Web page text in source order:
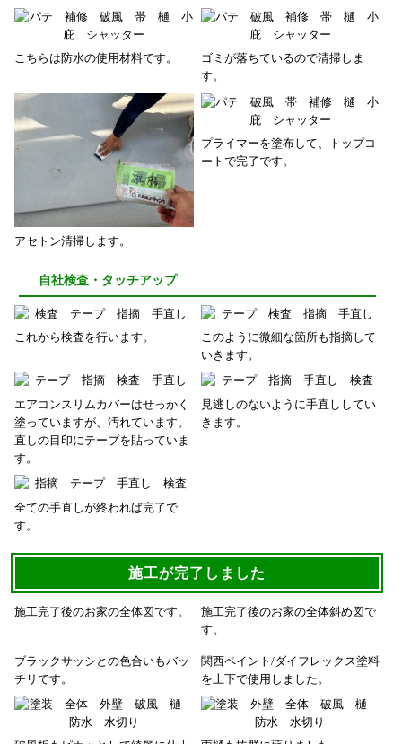
こちらは防水の使用材料です。
ゴミが落ちているので清掃しま
す。
アセトン清掃します。
プライマーを塗布して、トップコ
ートで完了です。
自社検査・タッチアップ
これから検査を行います。
このように微細な箇所も指摘して
いきます。
エアコンスリムカバーはせっかく
塗っていますが、汚れています。
直しの目印にテープを貼っていま
す。
見逃しのないように手直ししてい
きます。
全ての手直しが終われば完了で
す。
施工が完了しました
施工完了後のお家の全体図です。
施工完了後のお家の全体斜め図で
す。
ブラックサッシとの色合いもバッ
チリです。
関西ペイント/ダイフレックス塗料
を上下で使用しました。